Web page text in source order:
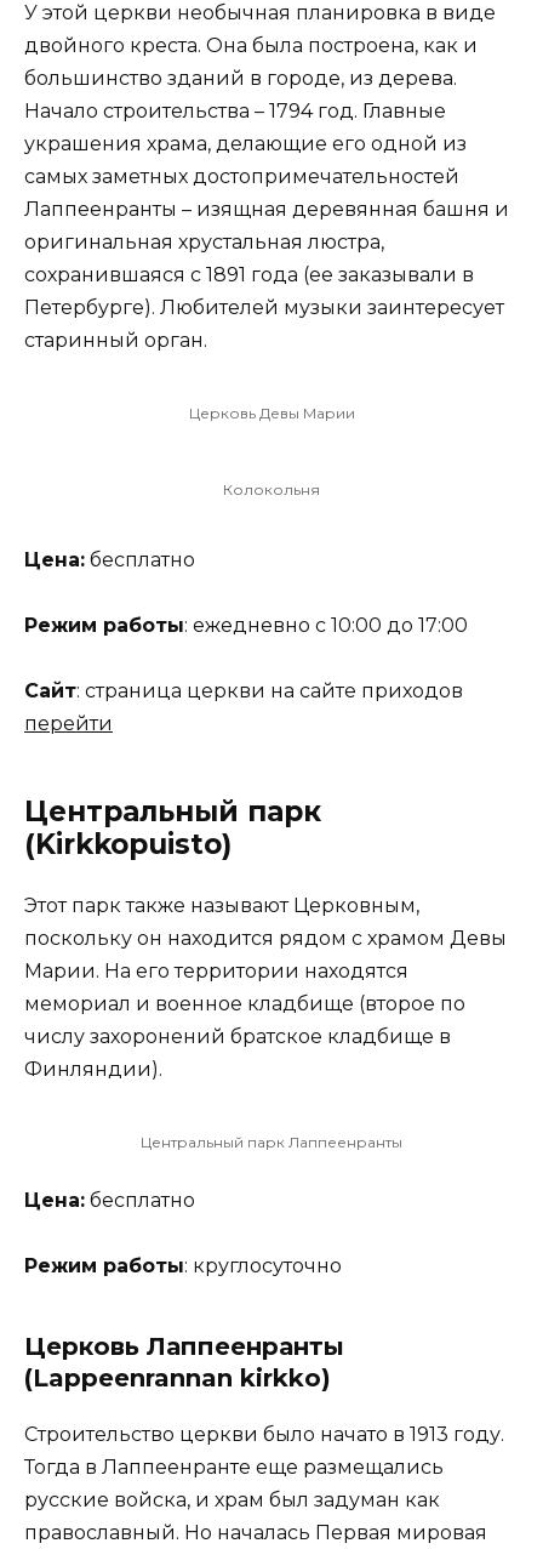
У этой церкви необычная планировка в виде
двойного креста. Она была построена, как и
большинство зданий в городе, из дерева.
Начало строительства – 1794 год. Главные
украшения храма, делающие его одной из
самых заметных достопримечательностей
Лаппеенранты – изящная деревянная башня и
оригинальная хрустальная люстра,
сохранившаяся с 1891 года (ее заказывали в
Петербурге). Любителей музыки заинтересует
старинный орган.
Церковь Девы Марии
Колокольня
Цена: бесплатно
Режим работы: ежедневно с 10:00 до 17:00
Сайт: страница церкви на сайте приходов
перейти
Центральный парк
(Kirkkopuisto)
Этот парк также называют Церковным,
поскольку он находится рядом с храмом Девы
Марии. На его территории находятся
мемориал и военное кладбище (второе по
числу захоронений братское кладбище в
Финляндии).
Центральный парк Лаппеенранты
Цена: бесплатно
Режим работы: круглосуточно
Церковь Лаппеенранты
(Lappeenrannan kirkko)
Строительство церкви было начато в 1913 году.
Тогда в Лаппеенранте еще размещались
русские войска, и храм был задуман как
православный. Но началась Первая мировая